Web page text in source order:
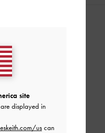
かった
site
displayed in
uscan